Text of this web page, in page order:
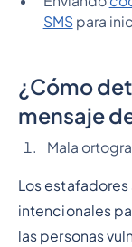
SMSpara
¿Cómo
mensaje
Mala
Los
intencionales
las personas